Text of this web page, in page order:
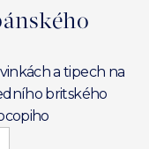
a tipech na
britského